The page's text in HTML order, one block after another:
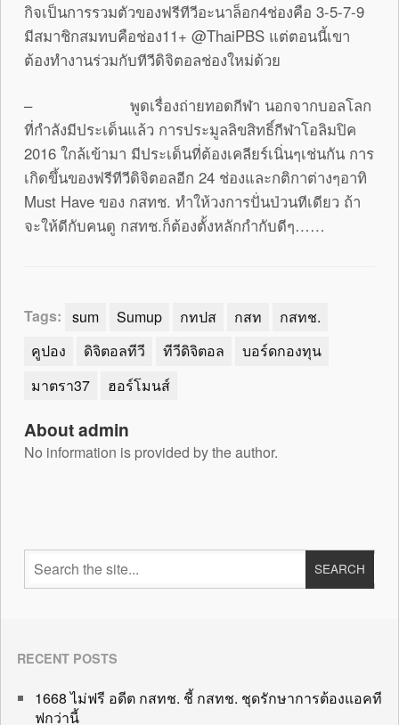
กิจเป็นการรวมตัวของฟรีทีวีอะนาล็อก4ช่องคือ 3-5-7-9
มีสมาชิกสมทบคือช่อง11+ @ThaiPBS แต่ตอนนี้เขา
ต้องทำงานร่วมกับทีวีดิจิตอลช่องใหม่ด้วย
– พูดเรื่องถ่ายทอดกีฬา นอกจากบอลโลก
ที่กำลังมีประเด็นแล้ว การประมูลลิขสิทธิ์กีฬาโอลิมปิค
2016 ใกล้เข้ามา มีประเด็นที่ต้องเคลียร์เนิ่นๆเช่นกัน การ
เกิดขึ้นของฟรีทีวีดิจิตอลอีก 24 ช่องและกติกาต่างๆอาทิ
Must Have ของ กสทช. ทำให้วงการปั่นป่วนทีเดียว ถ้า
จะให้ดีกับคนดู กสทช.ก็ต้องตั้งหลักกำกับดีๆ……
Tags: sum Sumup กทปส กสท
กสทช.
คูปอง
ดิจิตอลทีวี ทีวีดิจิตอล
บอร์ดกองทุน
มาตรา37
ฮอร์โมนส์
About admin
No information is provided by the author.
RECENT POSTS
1668 ไม่ฟรี อดีต กสทช. ชี้ กสทช. ชุดรักษาการต้องแอคที
ฟกว่านี้